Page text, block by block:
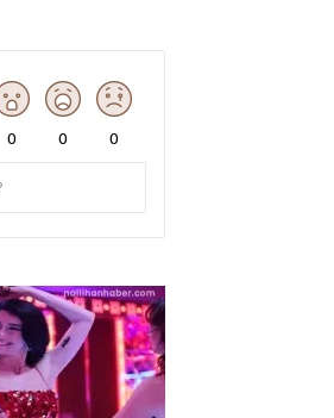
0 0 0